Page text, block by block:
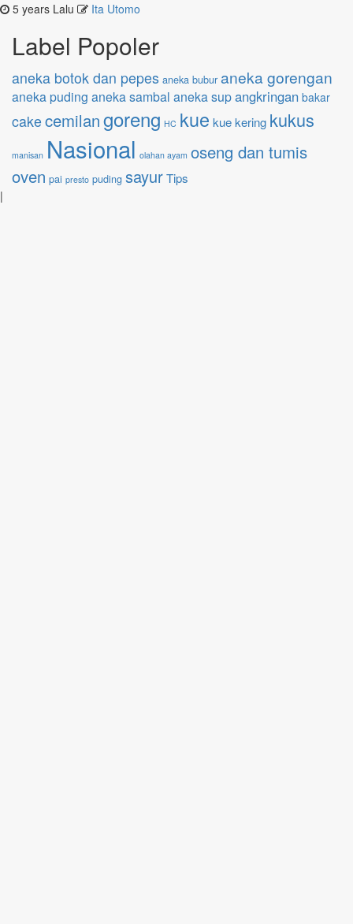
5 years Lalu Ita Utomo
Label Popoler
aneka botok dan pepes aneka bubur aneka gorengan
aneka puding aneka sambal aneka supangkringan bakar
cake cemilangoreng HC kue kue kering kukus
manisan Nasional olahan ayam oseng dan tumis
oven pai presto puding sayurTips
|